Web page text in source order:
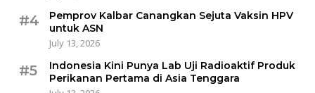
#4
Pemprov Kalbar Canangkan Sejuta Vaksin HPV
untuk ASN
July 13, 2026
#5
Indonesia Kini Punya Lab Uji Radioaktif Produk
Perikanan Pertama di Asia Tenggara